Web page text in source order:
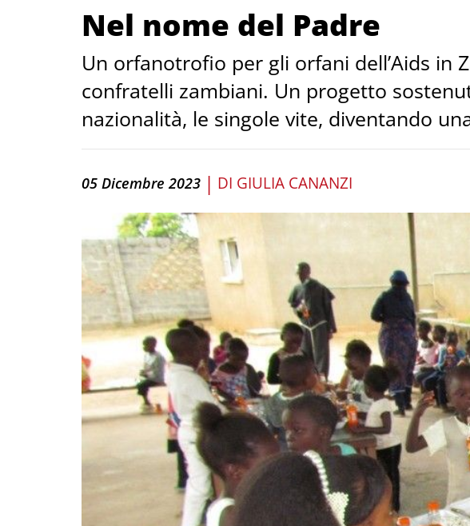
Nel nome del Padre
Un orfanotrofio per gli orfani dell’Aids in
confratelli zambiani. Un progetto
nazionalità, le singole vite, diventando
05 Dicembre 2023 | DI GIULIA CANANZI